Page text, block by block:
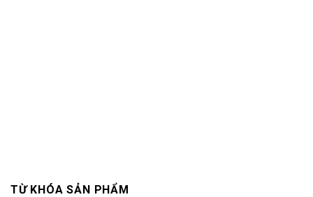
TỪ KHÓA SẢN PHẨM